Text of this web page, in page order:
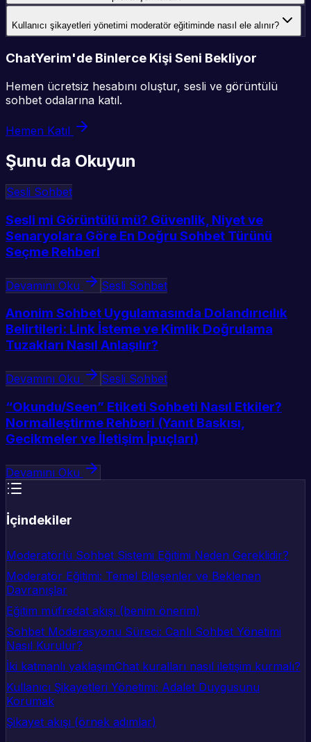
Kullanıcı şikayetleri yönetimi moderatör eğitiminde nasıl ele alınır?
ChatYerim'de Binlerce Kişi Seni Bekliyor
Hemen ücretsiz hesabını oluştur, sesli ve görüntülü
sohbet odalarına katıl.
Hemen Katıl
Şunu da Okuyun
Sesli Sohbet
Sesli mi Görüntülü mü? Güvenlik, Niyet ve
Senaryolara Göre En Doğru Sohbet Türünü
Seçme Rehberi
Devamını Oku Sesli Sohbet
Anonim Sohbet Uygulamasında Dolandırıcılık
Belirtileri: Link İsteme ve Kimlik Doğrulama
Tuzakları Nasıl Anlaşılır?
Devamını Oku Sesli Sohbet
“Okundu/Seen” Etiketi Sohbeti Nasıl Etkiler?
Normalleştirme Rehberi (Yanıt Baskısı,
Gecikmeler ve İletişim İpuçları)
Devamını Oku
İçindekiler
Moderatörlü Sohbet Sistemi Eğitimi Neden Gereklidir?
Moderatör Eğitimi: Temel Bileşenler ve Beklenen
Davranışlar
Eğitim müfredat akışı (benim önerim)
Sohbet Moderasyonu Süreci: Canlı Sohbet Yönetimi
Nasıl Kurulur?
İki katmanlı yaklaşımChat kuralları nasıl iletişim kurmalı?
Kullanıcı Şikayetleri Yönetimi: Adalet Duygusunu
Korumak
Şikayet akışı (örnek adımlar)